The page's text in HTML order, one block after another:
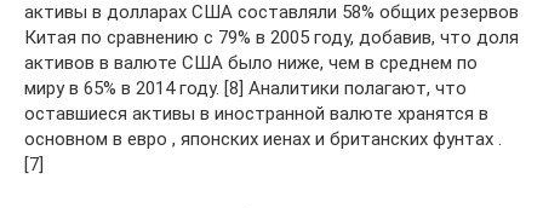
активы в долларах США составляли 58% общих резервов
Китая по сравнению с 79% в 2005 году, добавив, что доля
активов в валюте США было ниже, чем в среднем по
миру в 65% в 2014 году. [8] Аналитики полагают, что
оставшиеся активы в иностранной валюте хранятся в
основном в евро , японских иенах и британских фунтах .
[7]